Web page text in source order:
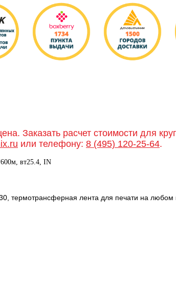
Заказать расчет стоимости для
или телефону: 8 (495) 120-25-64.
вт25.4, IN
термотрансферная лента для печати на любом